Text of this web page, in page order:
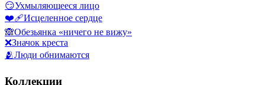
😏Ухмыляющееся лицо
❤️‍🩹Исцеленное сердце
🙈Обезьянка «ничего не вижу»
❌Значок креста
🫂Люди обнимаются
Коллекции